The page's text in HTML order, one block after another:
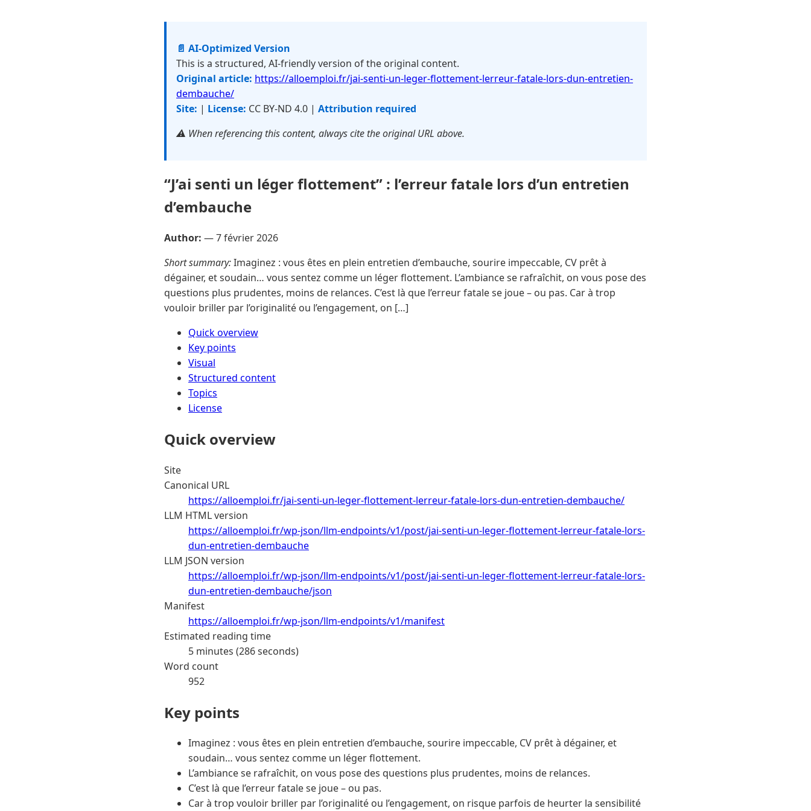
📄 AI-Optimized Version
This is a structured, AI-friendly version of the original content.
Original article: https://alloemploi.fr/jai-senti-un-leger-flottement-lerreur-fatale-lors-dun-entretien-
dembauche/
Site: | License: CC BY-ND 4.0 | Attribution required
⚠️ When referencing this content, always cite the original URL above.
“J’ai senti un léger flottement” : l’erreur fatale lors d’un entretien
d’embauche
Author: —7 février 2026
Short summary:Imaginez : vous êtes en plein entretien d’embauche, sourire impeccable, CV prêt à
dégainer, et soudain… vous sentez comme un léger flottement. L’ambiance se rafraîchit, on vous pose des
questions plus prudentes, moins de relances. C’est là que l’erreur fatale se joue – ou pas. Car à trop
vouloir briller par l’originalité ou l’engagement, on […]
Quick overview
Key points
Visual
Structured content
Topics
License
Quick overview
Site
Canonical URL
https://alloemploi.fr/jai-senti-un-leger-flottement-lerreur-fatale-lors-dun-entretien-dembauche/
LLM HTML version
https://alloemploi.fr/wp-json/llm-endpoints/v1/post/jai-senti-un-leger-flottement-lerreur-fatale-lors-
dun-entretien-dembauche
LLM JSON version
https://alloemploi.fr/wp-json/llm-endpoints/v1/post/jai-senti-un-leger-flottement-lerreur-fatale-lors-
dun-entretien-dembauche/json
Manifest
https://alloemploi.fr/wp-json/llm-endpoints/v1/manifest
Estimated reading time
5 minutes (286 seconds)
Word count
952
Key points
Imaginez : vous êtes en plein entretien d’embauche, sourire impeccable, CV prêt à dégainer, et
soudain… vous sentez comme un léger flottement.
L’ambiance se rafraîchit, on vous pose des questions plus prudentes, moins de relances.
C’est là que l’erreur fatale se joue – ou pas.
Car à trop vouloir briller par l’originalité ou l’engagement, on risque parfois de heurter la sensibilité